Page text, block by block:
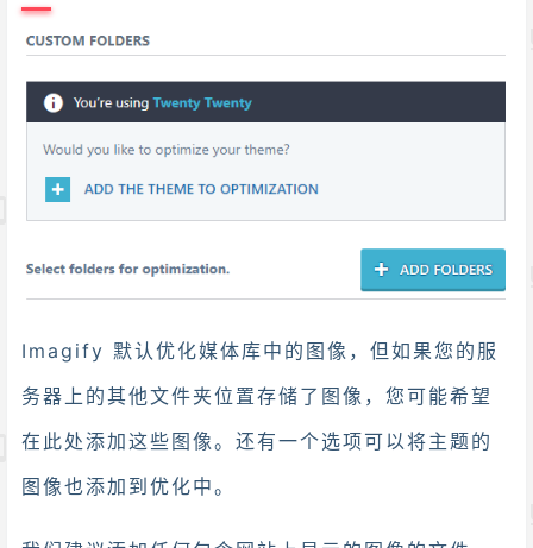
Imagify 默认优化媒体库中的图像，但如果您的服
务器上的其他文件夹位置存储了图像，您可能希望
在此处添加这些图像。还有一个选项可以将主题的
图像也添加到优化中。